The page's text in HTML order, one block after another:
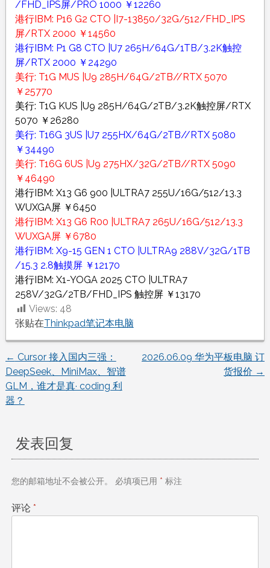
/FHD_IPS屏/PRO 1000 ￥12260
港行IBM: P16 G2 CTO |I7-13850/32G/512/FHD_IPS
屏/RTX 2000 ￥14560
港行IBM: P1 G8 CTO |U7 265H/64G/1TB/3.2K触控
屏/RTX 2000 ￥24290
美行: T1G MUS |U9 285H/64G/2TB//RTX 5070
￥25770
美行: T1G KUS |U9 285H/64G/2TB/3.2K触控屏/RTX
5070 ￥26280
美行: T16G 3US |U7 255HX/64G/2TB//RTX 5080
￥34490
美行: T16G 6US |U9 275HX/32G/2TB//RTX 5090
￥46490
港行IBM: X13 G6 900 |ULTRA7 255U/16G/512/13.3
WUXGA屏 ￥6450
港行IBM: X13 G6 R00 |ULTRA7 265U/16G/512/13.3
WUXGA屏 ￥6780
港行IBM: X9-15 GEN 1 CTO |ULTRA9 288V/32G/1TB
/15.3 2.8触摸屏 ￥12170
港行IBM: X1-YOGA 2025 CTO |ULTRA7
258V/32G/2TB/FHD_IPS 触控屏 ￥13170
Views: 48
张贴在Thinkpad笔记本电脑
文
章
航
← Cursor 接入国内三强：
DeepSeek、MiniMax、智谱
GLM，谁才是真· coding 利
器？
2026.06.09 华为平板电脑 订
货报价 →
发表回复
您的邮箱地址不会被公开。 必填项已用 * 标注
评论 *